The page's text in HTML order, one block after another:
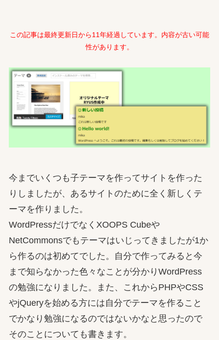
この記事は最終更新日から11年経過しています。内容が古い可能
性があります。
今までいくつも子テーマを作ってサイトを作った
りしましたが、あるサイトのために全く新しくテ
ーマを作りました。
WordPressだけでなくXOOPS Cubeや
NetCommonsでもテーマはいじってきましたが1か
ら作るのは初めてでした。自分で作ってみると今
まで知らなかった色々なことが分かりWordPress
の勉強になりました。また、これからPHPやCSS
やjQueryを始める方には自分でテーマを作ること
でかなり勉強になるのではないかなと思ったので
そのことについても書きます。